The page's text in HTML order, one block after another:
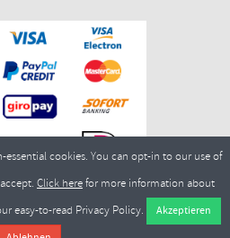
A4 Buckshaw Link, Ordnance Road, Buckshaw
essential cookies. You can opt-in to our use of
Click herefor more information about
easy-to-read Privacy Policy.